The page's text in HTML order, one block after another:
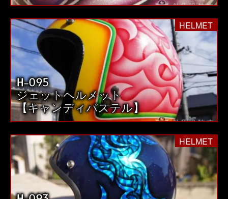
HELMET
H-095
ジェットヘルメット
【キャンディパステル】
HELMET